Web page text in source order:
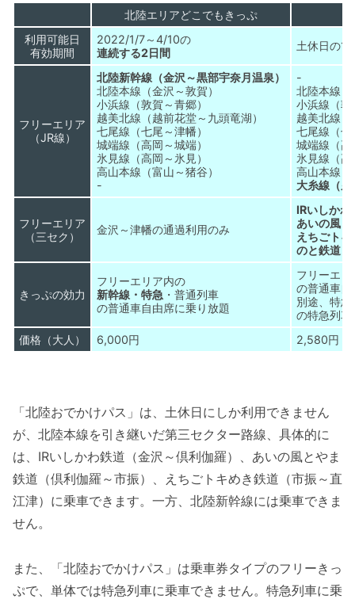
北陸エリアどこでもきっぷ
利用可能日
有効期間
2022/1/7～4/10の
連続する2日間
土休日の1
フリーエリア
（JR線）
北陸新幹線（金沢～黒部宇奈月温泉）
北陸本線（金沢～敦賀）
小浜線（敦賀～青郷）
越美北線（越前花堂～九頭竜湖）
七尾線（七尾～津幡）
城端線（高岡～城端）
氷見線（高岡～氷見）
高山本線（富山～猪谷）
-
-
北陸本線（
小浜線（
越美北線
七尾線（
城端線（
氷見線（
高山本線
大糸線（
フリーエリア
（三セク）
金沢～津幡の通過利用のみ
IRいしか
あいの風
えちごト
のと鉄道
きっぷの効力
フリーエリア内の
新幹線・特急 ・普通列車
の普通車自由席に乗り放題
フリーエ
の普通車
別途、特
の特急列
価格（大人）
6,000円 2,580円
「北陸おでかけパス」は、土休日にしか利用できません
が、北陸本線を引き継いだ第三セクター路線、具体的に
は、IRいしかわ鉄道（金沢～倶利伽羅）、あいの風とやま
鉄道（倶利伽羅～市振）、えちごトキめき鉄道（市振～直
江津）に乗車できます。一方、北陸新幹線には乗車できま
せん。
また、「北陸おでかけパス」は乗車券タイプのフリーきっ
ぷで、単体では特急列車に乗車できません。特急列車に乗